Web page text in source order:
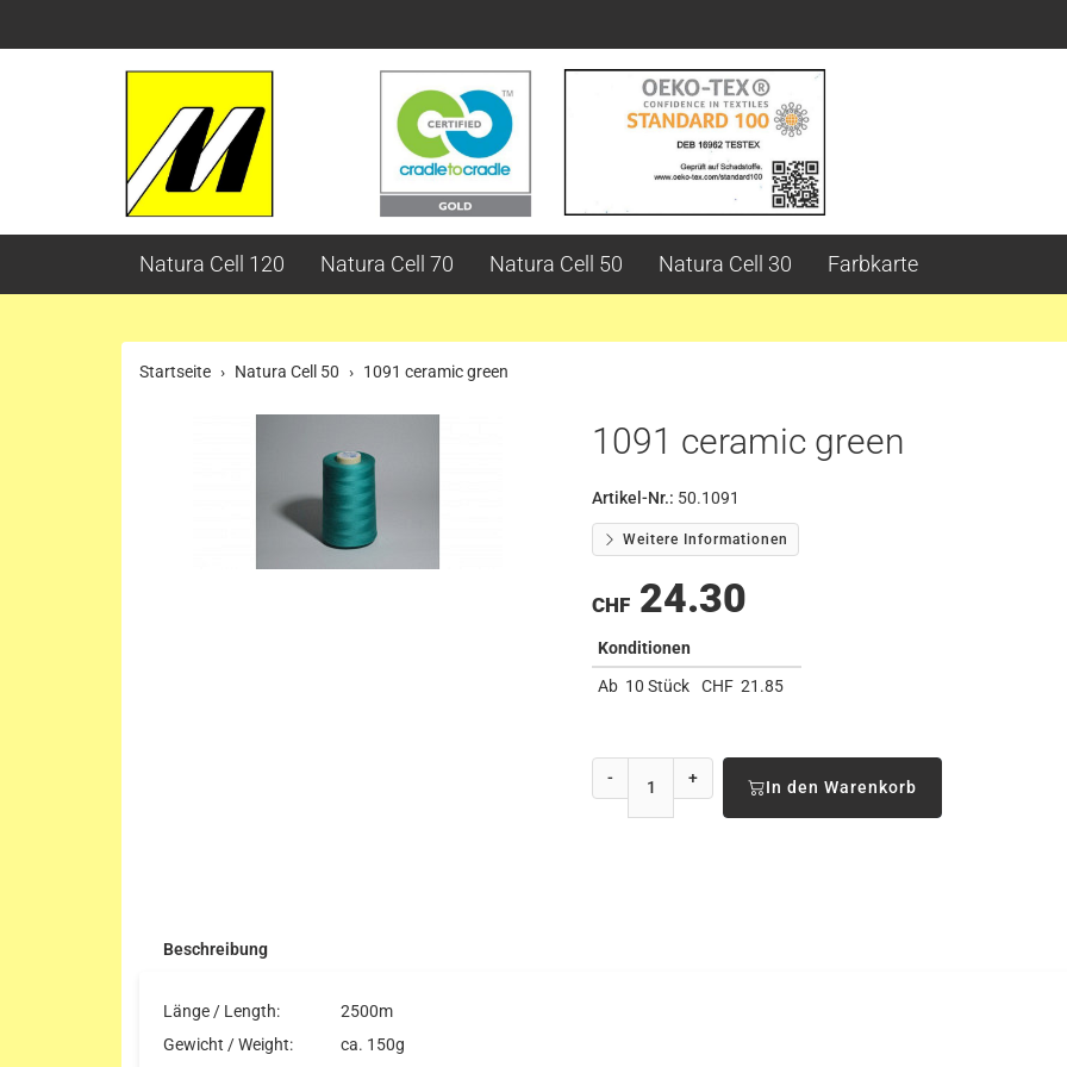
Natura Cell 120 Natura Cell 70 Natura Cell 50 Natura Cell 30 Farbkarte
Startseite Natura Cell 50 1091 ceramic green
1091 ceramic green
Artikel-Nr.: 50.1091
Weitere Informationen
CHF 24.30
Konditionen
Ab 10 Stück CHF 21.85
- + In den Warenkorb
Beschreibung
Länge / Length:
2500m
Gewicht / Weight:
ca. 150g